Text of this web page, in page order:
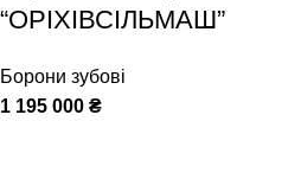
“ОРІХІВСІЛЬМАШ”
Борони зубові
1 195 000 ₴